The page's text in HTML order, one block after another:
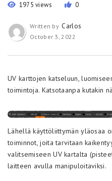
1975 views 0
Written by Carlos
October 3, 2022
UV karttojen katseluun,
toimintoja. Katsotaanpa kutakin
Lähellä käyttöliittymän yläosaa
toiminnot, joita tarvitaan
valitsemiseen UV kartalta
laitteen avulla manipuloitaviksi.